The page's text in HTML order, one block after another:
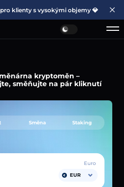
klienty s vysokými objemy 💎
kryptoměn –
směňujte na pár kliknutí
Směna Staking
Euro
EUR